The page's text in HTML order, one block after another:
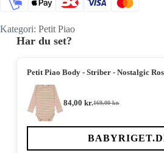
Kategori: Petit Piao
Har du set?
Petit Piao Body - Striber - Nostalgic
169,00kr.
Den
pris
var:
84,00 kr.Den
pris
er: